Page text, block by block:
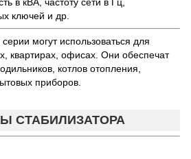
ключей и др.
могут использоваться для
квартирах, офисах. Они обеспечат
котлов отопления,
приборов.
СТАБИЛИЗАТОРА